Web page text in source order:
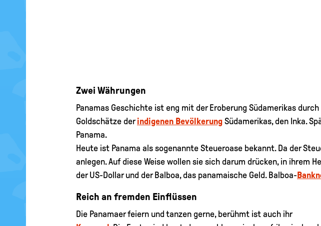
Zwei Währungen
Panamas Geschichte ist eng mit der Eroberung Südamerikas durch
Goldschätze derindigenen Bevölkerung Südamerikas, den Inka.
Panama.
Heute ist Panama als sogenannte Steueroase bekannt. Da der
anlegen. Auf diese Weise wollen sie sich darum drücken, in ihrem
der US-Dollar und der Balboa, das panamaische Geld. Balboa-
Reich an fremden Einflüssen
Die Panamaer feiern und tanzen gerne, berühmt ist auch ihr